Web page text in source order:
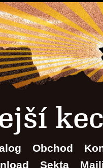
Obchod
Sekta